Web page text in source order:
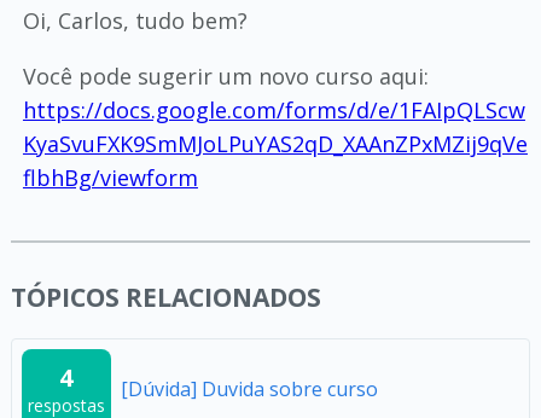
Oi, Carlos, tudo bem?
Você pode sugerir um novo curso aqui:
https://docs.google.com/forms/d/e/1FAIpQLScw
KyaSvuFXK9SmMJoLPuYAS2qD_XAAnZPxMZij9qVe
flbhBg/viewform
TÓPICOS RELACIONADOS
4
respostas
[Dúvida] Duvida sobre curso